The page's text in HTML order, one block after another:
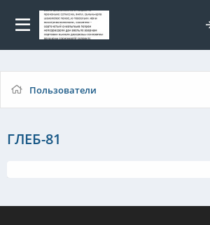
Пользователи
ГЛЕБ-81
Для любых
сайту: